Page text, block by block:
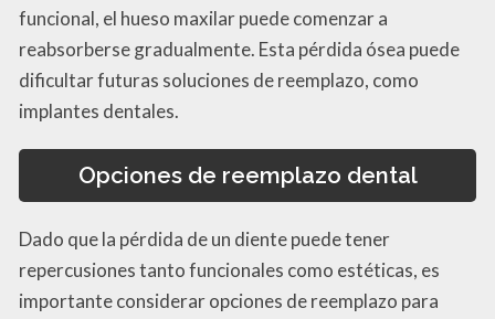
funcional, el hueso maxilar puede comenzar a
reabsorberse gradualmente. Esta pérdida ósea puede
dificultar futuras soluciones de reemplazo, como
implantes dentales.
Opciones de reemplazo dental
Dado que la pérdida de un diente puede tener
repercusiones tanto funcionales como estéticas, es
importante considerar opciones de reemplazo para